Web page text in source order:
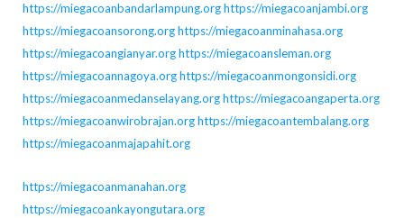
https://miegacoanbandarlampung.orghttps://miegacoanjambi.org
https://miegacoansorong.orghttps://miegacoanminahasa.org
https://miegacoangianyar.orghttps://miegacoansleman.org
https://miegacoannagoya.orghttps://miegacoanmongonsidi.org
https://miegacoanmedanselayang.orghttps://miegacoangaperta.org
https://miegacoanwirobrajan.orghttps://miegacoantembalang.org
https://miegacoanmajapahit.org
https://miegacoanmanahan.org
https://miegacoankayongutara.org